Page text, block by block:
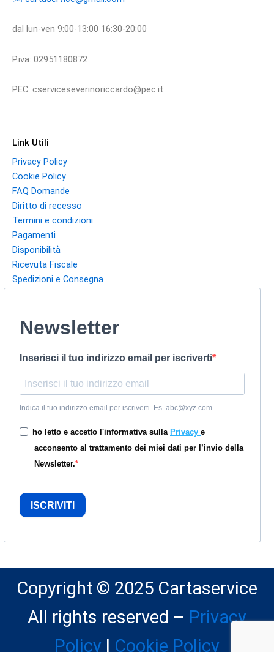
dal lun-ven 9:00-13:00 16:30-20:00
P.iva: 02951180872
PEC: cserviceseverinoriccardo@pec.it
Link Utili
Privacy Policy
Cookie Policy
FAQ Domande
Diritto di recesso
Termini e condizioni
Pagamenti
Disponibilità
Ricevuta Fiscale
Spedizioni e Consegna
Newsletter
Inserisci il tuo indirizzo email per iscriverti
Indica il tuo indirizzo email per iscriverti. Es. abc@xyz.com
ho letto e accetto l'informativa sulla Privacy e
acconsento al trattamento dei miei dati per l’invio della
Newsletter.
ISCRIVITI
Copyright © 2025 Cartaservice
All rights reserved – Privacy
Policy | Cookie Policy